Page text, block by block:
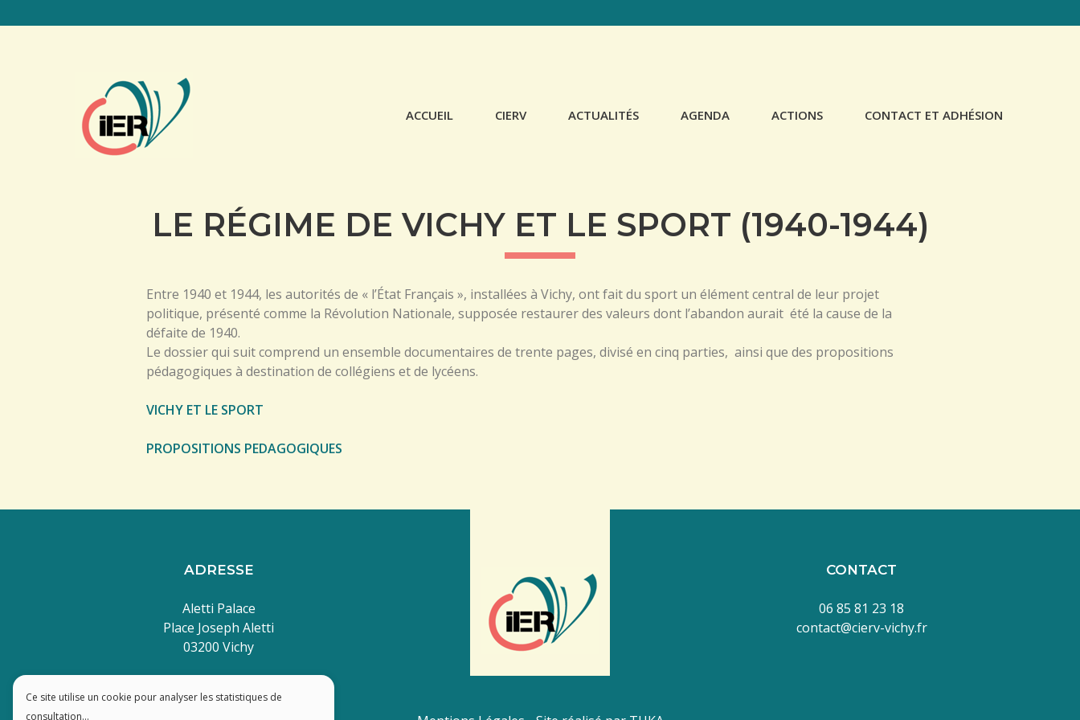
Ce site utilise un cookie pour analyser les statistiques de
consultation...
ACCUEIL CIERV ACTUALITÉS
PUBLICATIONS
AGENDA ACTIONS
COMMÉMORATION
CONTACT ET ADHÉSION
LE RÉGIME DE VICHY ET LE SPORT (1940-1944)
Entre 1940 et 1944, les autorités de « l’État Français », installées à Vichy, ont fait du sport un élément central de leur projet
politique, présenté comme la Révolution Nationale, supposée restaurer des valeurs dont l’abandon aurait été la cause de la
défaite de 1940.
Le dossier qui suit comprend un ensemble documentaires de trente pages, divisé en cinq parties, ainsi que des propositions
pédagogiques à destination de collégiens et de lycéens.
VICHY ET LE SPORT
PROPOSITIONS PEDAGOGIQUES
ADRESSE
Aletti Palace
Place Joseph Aletti
03200 Vichy
CONTACT
06 85 81 23 18
contact@cierv-vichy.fr